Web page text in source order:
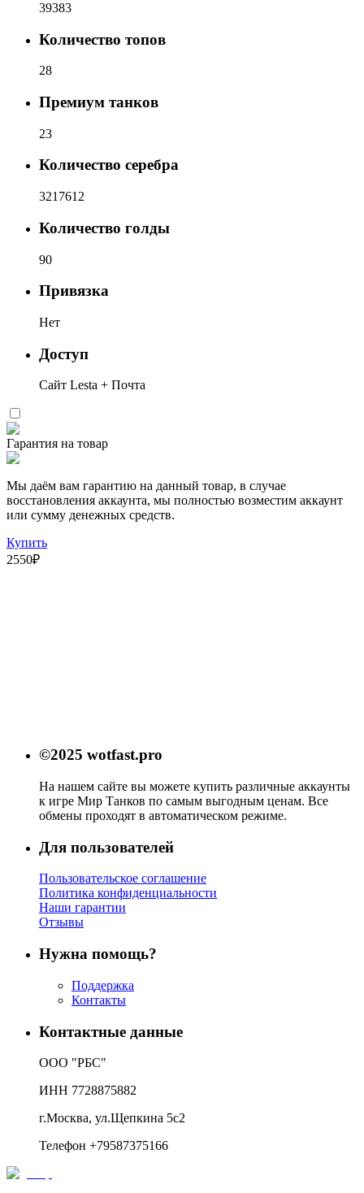
39383
Количество топов
28
Премиум танков
23
Количество серебра
3217612
Количество голды
90
Привязка
Нет
Доступ
Сайт Lesta + Почта
Гарантия на товар
Мы даём вам гарантию на данный товар, в случае
восстановления аккаунта, мы полностью возместим аккаунт
или сумму денежных средств.
Купить
2550₽
©2025 wotfast.pro
На нашем сайте вы можете купить различные аккаунты
к игре Мир Танков по самым выгодным ценам. Все
обмены проходят в автоматическом режиме.
Для пользователей
Пользовательское соглашение
Политика конфиденциальности
Наши гарантии
Отзывы
Нужна помощь?
Поддержка
Контакты
Контактные данные
ООО "РБС"
ИНН 7728875882
г.Москва, ул.Щепкина 5с2
Телефон +79587375166